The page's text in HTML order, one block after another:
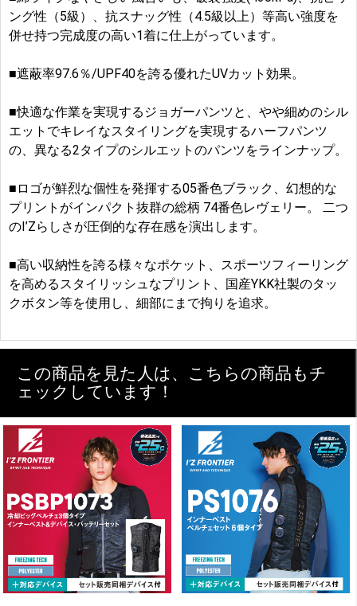
ング性（5級）、抗スナッグ性（4.5級以上）等高い強度を
併せ持つ完成度の高い1着に仕上がっています。
■遮蔽率97.6％/UPF40を誇る優れたUVカット効果。
■快適な作業を実現するジョガーパンツと、やや細めのシル
エットでキレイなスタイリングを実現するハーフパンツ
の、異なる2タイプのシルエットのパンツをラインナップ。
■ロゴが鮮烈な個性を発揮する05番色ブラック、幻想的な
プリントがインパクト抜群の総柄 74番色レヴェリー。 二つ
のI’Zらしさが圧倒的な存在感を演出します。
■高い収納性を誇る様々なポケット、スポーツフィーリング
を高めるスタイリッシュなプリント、国産YKK社製のタッ
クボタン等を使用し、細部にまで拘りを追求。
この商品を見た人は、こちらの商品もチ
ェックしています！